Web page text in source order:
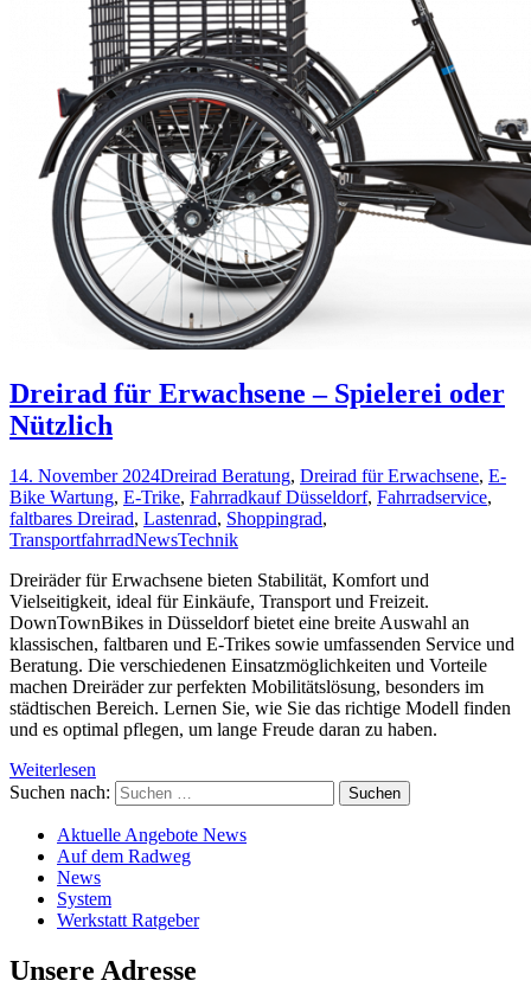
Dreirad für Erwachsene – Spielerei oder
Nützlich
14. November 2024Dreirad Beratung, Dreirad für Erwachsene, E-
Bike Wartung, E-Trike, Fahrradkauf Düsseldorf, Fahrradservice,
faltbares Dreirad, Lastenrad, Shoppingrad,
TransportfahrradNewsTechnik
Dreiräder für Erwachsene bieten Stabilität, Komfort und
Vielseitigkeit, ideal für Einkäufe, Transport und Freizeit.
DownTownBikes in Düsseldorf bietet eine breite Auswahl an
klassischen, faltbaren und E-Trikes sowie umfassenden Service und
Beratung. Die verschiedenen Einsatzmöglichkeiten und Vorteile
machen Dreiräder zur perfekten Mobilitätslösung, besonders im
städtischen Bereich. Lernen Sie, wie Sie das richtige Modell finden
und es optimal pflegen, um lange Freude daran zu haben.
Weiterlesen
Suchen nach:
Aktuelle Angebote News
Auf dem Radweg
News
System
Werkstatt Ratgeber
Unsere Adresse